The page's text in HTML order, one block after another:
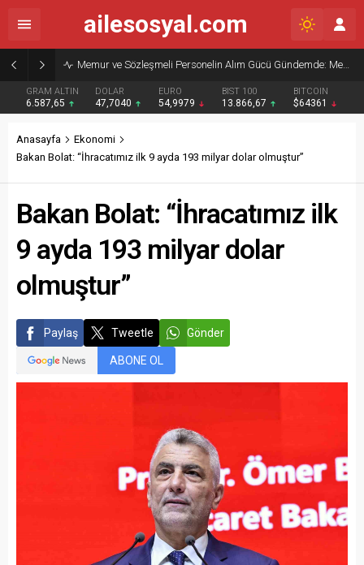
Memur ve Sözleşmeli Personelin Alım Gücü Gündemde: Memur-Sen’den Reform Çağrısı
GRAM ALTIN
6.587,65
DOLAR
47,7040
EURO
54,9979
BIST 100
13.866,67
BITCOIN
$64361
ailesosyal.com
Anasayfa
Ekonomi
Bakan Bolat: “İhracatımız ilk 9 ayda 193 milyar dolar olmuştur”
Bakan Bolat: “İhracatımız ilk
9 ayda 193 milyar dolar
olmuştur”
Paylaş Tweetle Gönder
ABONE OL